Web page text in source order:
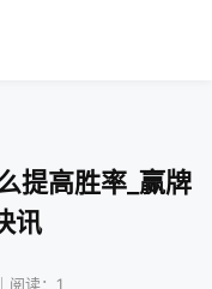
提高胜率_赢牌
讯
阅读：1